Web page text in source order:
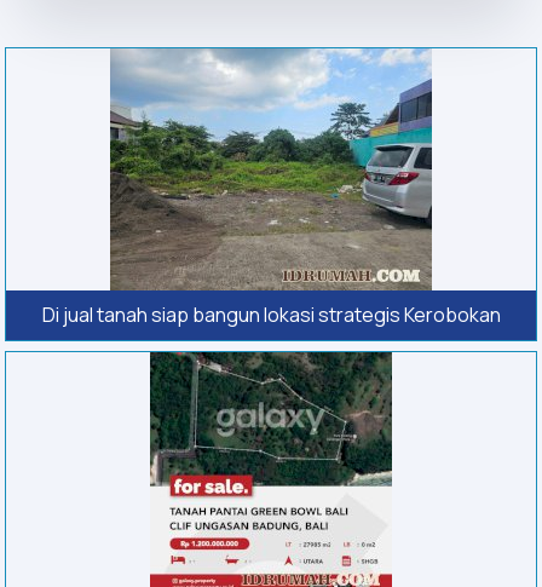
Di jual tanah siap bangun lokasi strategis Kerobokan